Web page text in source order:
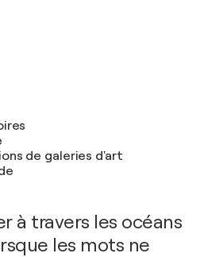
de galeries d'art
à travers les océans
les mots ne